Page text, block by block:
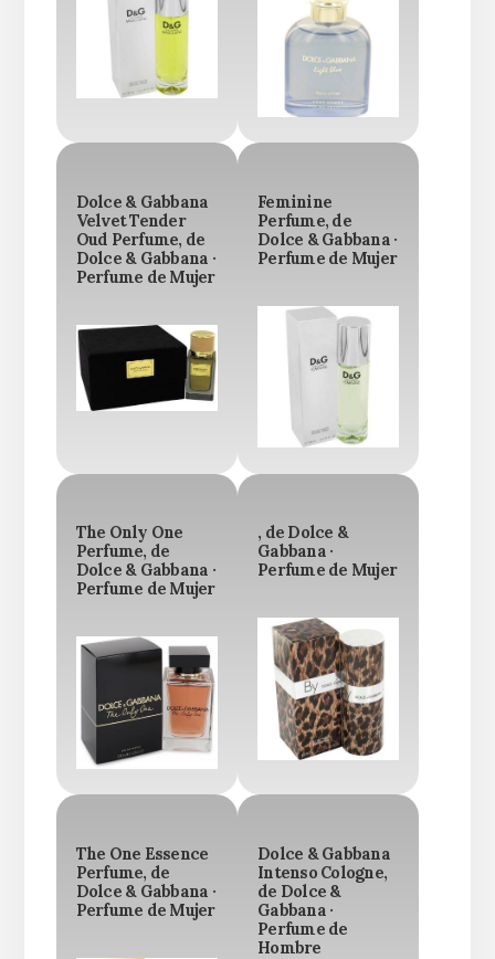
Dolce & Gabbana
Velvet Tender
Oud Perfume, de
Dolce & Gabbana ·
Perfume de Mujer
Feminine
Perfume, de
Dolce & Gabbana ·
Perfume de Mujer
The Only One
Perfume, de
Dolce & Gabbana ·
Perfume de Mujer
, de Dolce &
Gabbana ·
Perfume de Mujer
The One Essence
Perfume, de
Dolce & Gabbana ·
Perfume de Mujer
Dolce & Gabbana
Intenso Cologne,
de Dolce &
Gabbana ·
Perfume de
Hombre